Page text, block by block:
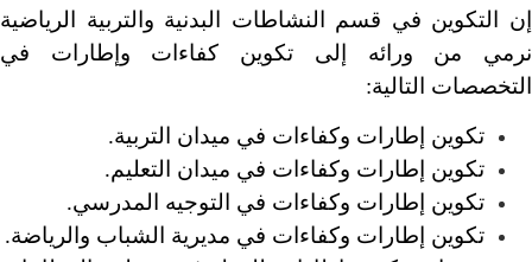
إن التكوين في قسم النشاطات البدنية والتربية الرياضية
نرمي من ورائه إلى تكوين كفاءات وإطارات في
التخصصات التالية:
تكوين إطارات وكفاءات في ميدان التربية.
تكوين إطارات وكفاءات في ميدان التعليم.
تكوين إطارات وكفاءات في التوجيه المدرسي.
تكوين إطارات وكفاءات في مديرية الشباب والرياضة.